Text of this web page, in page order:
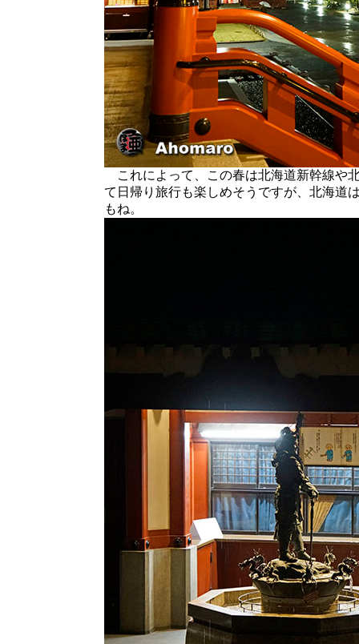
これによって、この春は北海道新幹線や
て日帰り旅行も楽しめそうですが、北海道
もね。